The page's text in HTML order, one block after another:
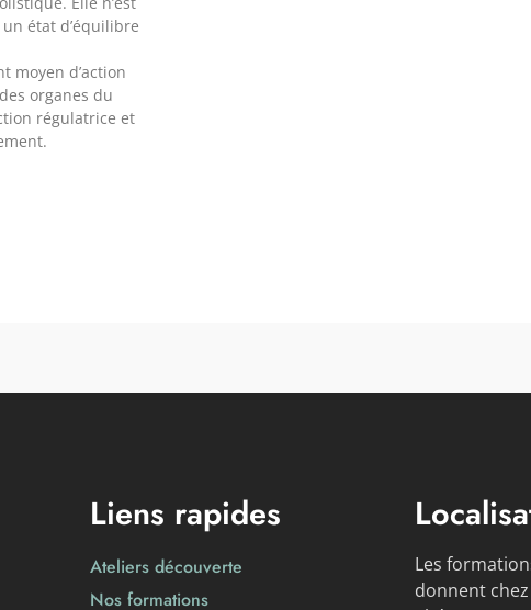
état d’équilibre
moyen d’action
organes du
régulatrice et
Liens rapides
Ateliers découverte
Nos formations
Les
donnent chez